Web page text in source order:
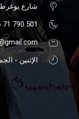
شارع
501 790 71 216+
الإثنين - الجمعة